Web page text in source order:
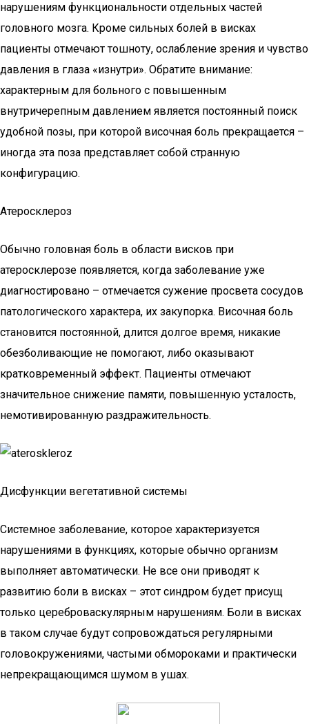
нарушениям функциональности отдельных частей
головного мозга. Кроме сильных болей в висках
пациенты отмечают тошноту, ослабление зрения и чувство
давления в глаза «изнутри». Обратите внимание:
характерным для больного с повышенным
внутричерепным давлением является постоянный поиск
удобной позы, при которой височная боль прекращается –
иногда эта поза представляет собой странную
конфигурацию.
Атеросклероз
Обычно головная боль в области висков при
атеросклерозе появляется, когда заболевание уже
диагностировано – отмечается сужение просвета сосудов
патологического характера, их закупорка. Височная боль
становится постоянной, длится долгое время, никакие
обезболивающие не помогают, либо оказывают
кратковременный эффект. Пациенты отмечают
значительное снижение памяти, повышенную усталость,
немотивированную раздражительность.
Дисфункции вегетативной системы
Системное заболевание, которое характеризуется
нарушениями в функциях, которые обычно организм
выполняет автоматически. Не все они приводят к
развитию боли в висках – этот синдром будет присущ
только цереброваскулярным нарушениям. Боли в висках
в таком случае будут сопровождаться регулярными
головокружениями, частыми обмороками и практически
непрекращающимся шумом в ушах.